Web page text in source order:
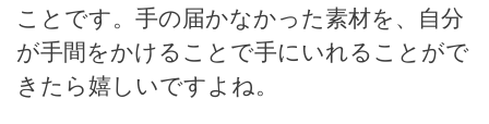
ことです。手の届かなかった素材を、自分
が手間をかけることで手にいれることがで
きたら嬉しいですよね。